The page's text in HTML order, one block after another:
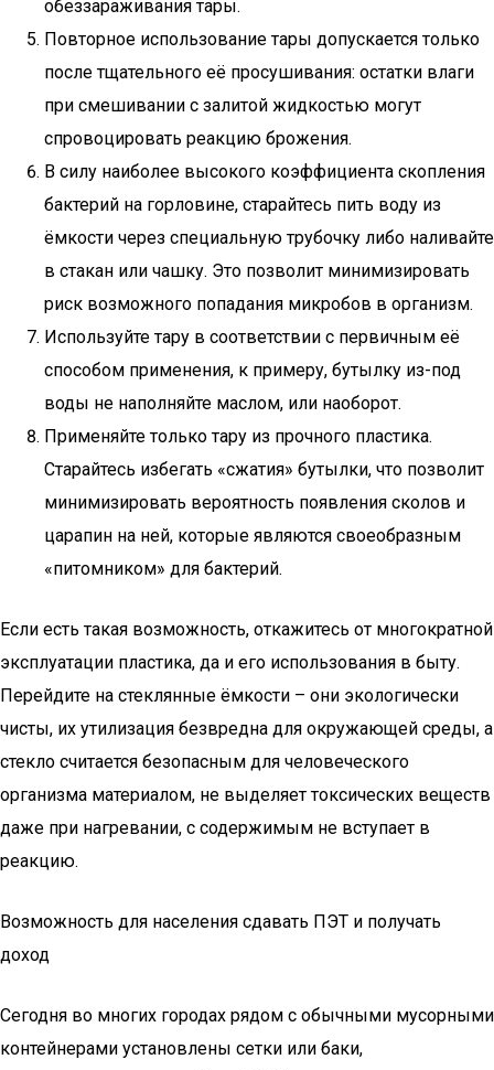
обеззараживания тары.
Повторное использование тары допускается только
после тщательного её просушивания: остатки влаги
при смешивании с залитой жидкостью могут
спровоцировать реакцию брожения.
В силу наиболее высокого коэффициента скопления
бактерий на горловине, старайтесь пить воду из
ёмкости через специальную трубочку либо наливайте
в стакан или чашку. Это позволит минимизировать
риск возможного попадания микробов в организм.
Используйте тару в соответствии с первичным её
способом применения, к примеру, бутылку из-под
воды не наполняйте маслом, или наоборот.
Применяйте только тару из прочного пластика.
Старайтесь избегать «сжатия» бутылки, что позволит
минимизировать вероятность появления сколов и
царапин на ней, которые являются своеобразным
«питомником» для бактерий.
Если есть такая возможность, откажитесь от многократной
эксплуатации пластика, да и его использования в быту.
Перейдите на стеклянные ёмкости – они экологически
чисты, их утилизация безвредна для окружающей среды, а
стекло считается безопасным для человеческого
организма материалом, не выделяет токсических веществ
даже при нагревании, с содержимым не вступает в
реакцию.
Возможность для населения сдавать ПЭТ и получать
доход
Сегодня во многих городах рядом с обычными мусорными
контейнерами установлены сетки или баки,